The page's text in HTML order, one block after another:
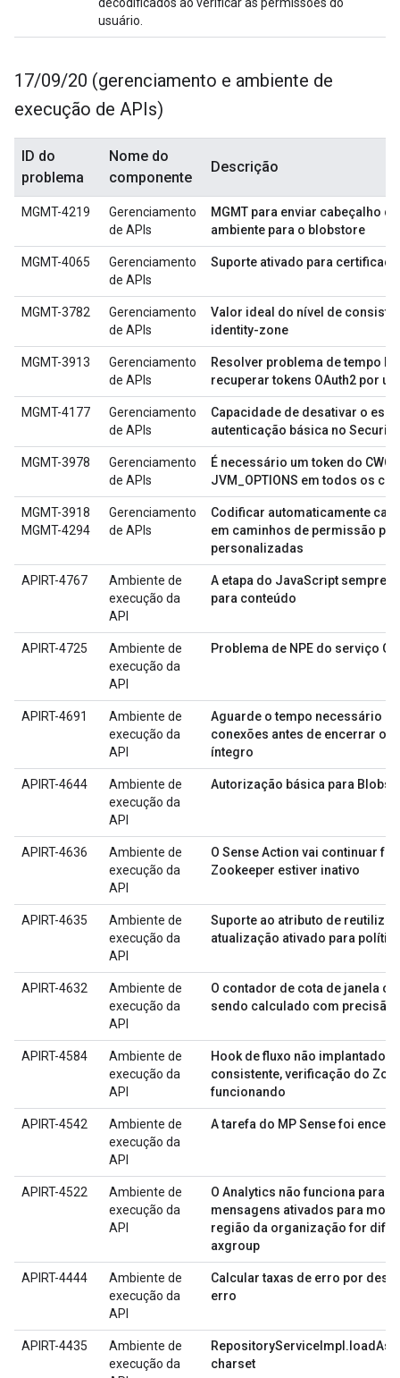
usuário.
17/09/20 (gerenciamento e ambiente de
execução de APIs)
ID do
problema
Nome do
componente
Descrição
MGMT-4219
Gerenciamento
de APIs
MGMT para enviar cabeçalho
ambiente para o blobstore
MGMT-4065
Gerenciamento
de APIs
Suporte ativado para
MGMT-3782
Gerenciamento
de APIs
Valor ideal do nível de
identity-zone
MGMT-3913
Gerenciamento
de APIs
Resolver problema de tempo
recuperar tokens OAuth2 por
MGMT-4177
Gerenciamento
de APIs
Capacidade de desativar o
autenticação básica no
MGMT-3978
Gerenciamento
de APIs
É necessário um token do CWC
JVM_OPTIONS em todos os
MGMT-3918
MGMT-4294
Gerenciamento
de APIs
Codificar automaticamente
em caminhos de permissão
personalizadas
APIRT-4767
Ambiente de
execução da
API
A etapa do JavaScript sempre
para conteúdo
APIRT-4725
Ambiente de
execução da
API
Problema de NPE do serviço
APIRT-4691
Ambiente de
execução da
API
Aguarde o tempo necessário
conexões antes de encerrar o
íntegro
APIRT-4644
Ambiente de
execução da
API
Autorização básica para
APIRT-4636
Ambiente de
execução da
API
O Sense Action vai continuar
Zookeeper estiver inativo
APIRT-4635
Ambiente de
execução da
API
Suporte ao atributo de
atualização ativado para
APIRT-4632
Ambiente de
execução da
API
O contador de cota de janela
sendo calculado com precisão
APIRT-4584
Ambiente de
execução da
API
Hook de fluxo não implantado
consistente, verificação do
funcionando
APIRT-4542
Ambiente de
execução da
API
A tarefa do MP Sense foi
APIRT-4522
Ambiente de
execução da
API
O Analytics não funciona para
mensagens ativados para
região da organização for
axgroup
APIRT-4444
Ambiente de
execução da
API
Calcular taxas de erro por
erro
APIRT-4435
Ambiente de
execução da
charset